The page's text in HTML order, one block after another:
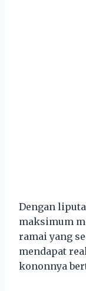
Dengan
maksimum
ramai yang
mendapat
kononnya